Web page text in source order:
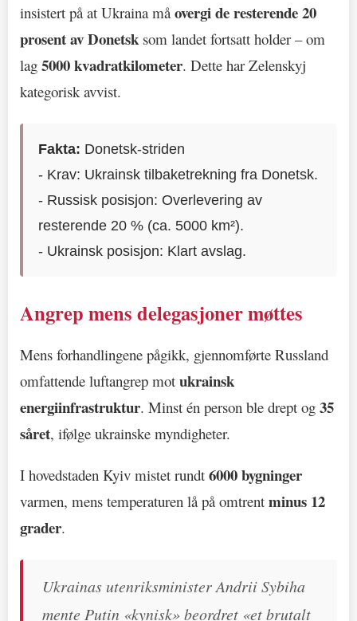
insistert på at Ukraina måovergi de resterende 20
prosent av Donetsk som landet fortsatt holder – om
lag 5000 kvadratkilometer. Dette har Zelenskyj
kategorisk avvist.
Fakta: Donetsk-striden
- Krav: Ukrainsk tilbaketrekning fra Donetsk.
- Russisk posisjon: Overlevering av
resterende 20 % (ca. 5000 km²).
- Ukrainsk posisjon: Klart avslag.
Angrep mens delegasjoner møttes
Mens forhandlingene pågikk, gjennomførte Russland
omfattende luftangrep mot ukrainsk
energiinfrastruktur. Minst én person ble drept og 35
såret, ifølge ukrainske myndigheter.
I hovedstaden Kyiv mistet rundt 6000 bygninger
varmen, mens temperaturen lå på omtrent minus 12
grader.
Ukrainas utenriksminister Andrii Sybiha
mente Putin «kynisk» beordret «et brutalt